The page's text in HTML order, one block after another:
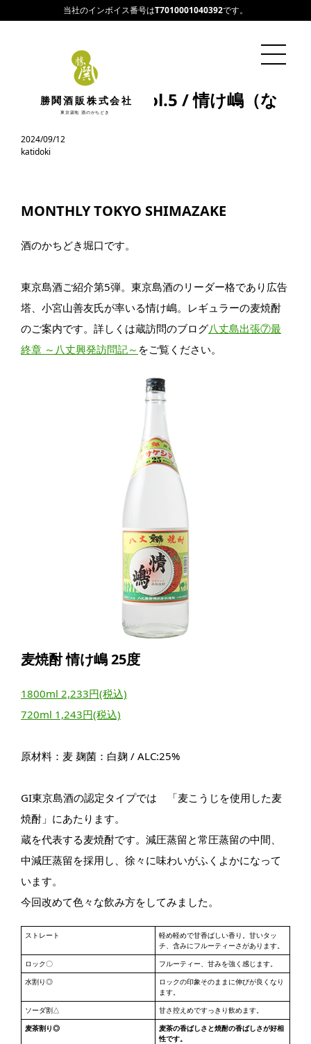
当社のインボイス番号はT7010001040392です。
勝鬨酒販株式会社
東京築地 酒のかちどき
今月の東京島酒vol.5 / 情け嶋（な
さけじま）
2024/09/12
katidoki
MONTHLY TOKYO SHIMAZAKE
酒のかちどき堀口です。
東京島酒ご紹介第5弾。東京島酒のリーダー格であり広告
塔、小宮山善友氏が率いる情け嶋。レギュラーの麦焼酎
のご案内です。詳しくは蔵訪問のブログ八丈島出張⑦最
終章 ～八丈興発訪問記～ をご覧ください。
麦焼酎 情け嶋 25度
1800ml 2,233円(税込)
720ml 1,243円(税込)
原材料：麦 麹菌：白麹 / ALC:25%
GI東京島酒の認定タイプでは 「麦こうじを使用した麦
焼酎」にあたります。
蔵を代表する麦焼酎です。減圧蒸留と常圧蒸留の中間、
中減圧蒸留を採用し、徐々に味わいがふくよかになって
います。
今回改めて色々な飲み方をしてみました。
ストレート
軽め軽めで甘香ばしい香り。甘いタッ
チ、含みにフルーティーさがあります。
ロック〇
フルーティー、甘みを強く感じます。
水割り◎
ロックの印象そのままに伸びが良くなり
ます。
ソーダ割△
甘さ控えめですっきり飲めます。
麦茶割り◎
麦茶の香ばしさと焼酎の香ばしさが好相
性です。